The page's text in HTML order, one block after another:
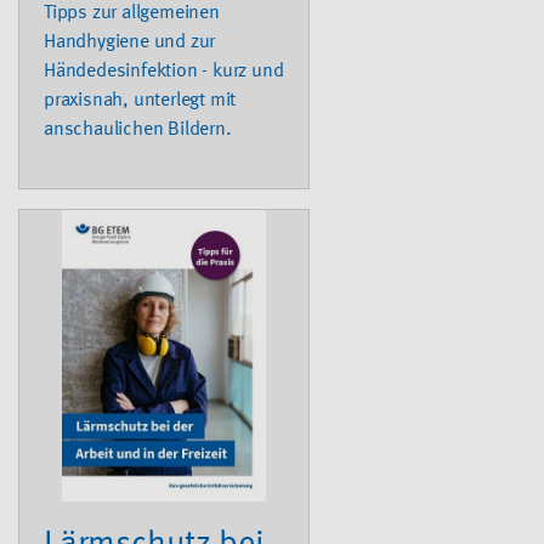
Tipps zur allgemeinen
Handhygiene und zur
Händedesinfektion - kurz und
praxisnah, unterlegt mit
anschaulichen Bildern.